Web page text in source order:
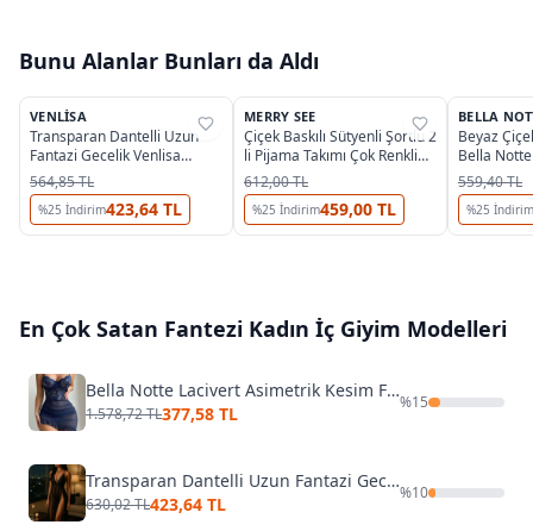
Bunu Alanlar Bunları da Aldı
%33
VENLISA
Transparan Dantelli Uzun
Fantazi Gecelik Venlisa
V2500
564,85 TL
%25 İndirim423,64 TL
%35
MERRY SEE
Çiçek Baskılı Sütyenli Şortlu 2
li Pijama Takımı Çok Renkli
Merry See MS 4071
612,00 TL
%25 İndirim459,00 TL
%78
BELLA
Beyaz
Bella
559,40 TL
%25 İndirim
En Çok Satan Fantezi Kadın İç Giyim Modelleri
Bella Notte Lacivert Asimetrik Kesim Fırfırlı Gecelik 15620
1.578,72 TL377,58 TL
%15
Transparan Dantelli Uzun Fantazi Gecelik Venlisa V2500
630,02 TL423,64 TL
%10